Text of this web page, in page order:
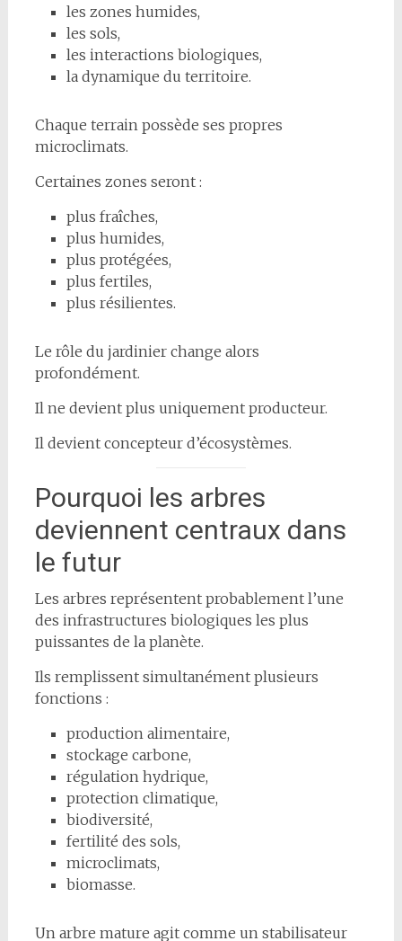
les zones humides,
les sols,
les interactions biologiques,
la dynamique du territoire.
Chaque terrain possède ses propres
microclimats.
Certaines zones seront :
plus fraîches,
plus humides,
plus protégées,
plus fertiles,
plus résilientes.
Le rôle du jardinier change alors
profondément.
Il ne devient plus uniquement producteur.
Il devient concepteur d’écosystèmes.
Pourquoi les arbres
deviennent centraux dans
le futur
Les arbres représentent probablement l’une
des infrastructures biologiques les plus
puissantes de la planète.
Ils remplissent simultanément plusieurs
fonctions :
production alimentaire,
stockage carbone,
régulation hydrique,
protection climatique,
biodiversité,
fertilité des sols,
microclimats,
biomasse.
Un arbre mature agit comme un stabilisateur